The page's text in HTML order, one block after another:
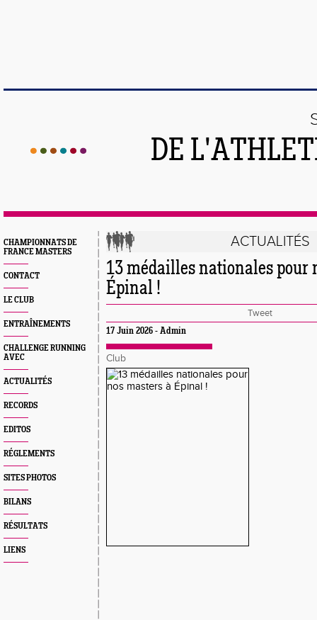
DE
CHAMPIONNATS DE
FRANCE MASTERS
CONTACT
LE CLUB
ENTRAÎNEMENTS
CHALLENGE RUNNING
AVEC
ACTUALITÉS
RECORDS
EDITOS
RÉGLEMENTS
SITES PHOTOS
BILANS
RÉSULTATS
LIENS
ACTUALITÉS
13 médailles nationales pour
Épinal !
Tweet
17 Juin 2026 - Admin
Club